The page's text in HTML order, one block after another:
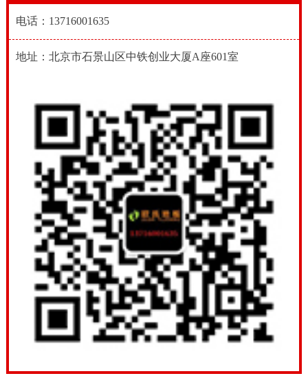
电话：13716001635
地址：北京市石景山区中铁创业大厦A座601室